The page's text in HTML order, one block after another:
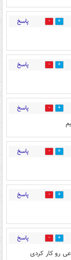
14 پاسخ
12 پاسخ
14 پاسخ
7 پاسخ
12 پاسخ
14 پاسخ
رو کار کردی